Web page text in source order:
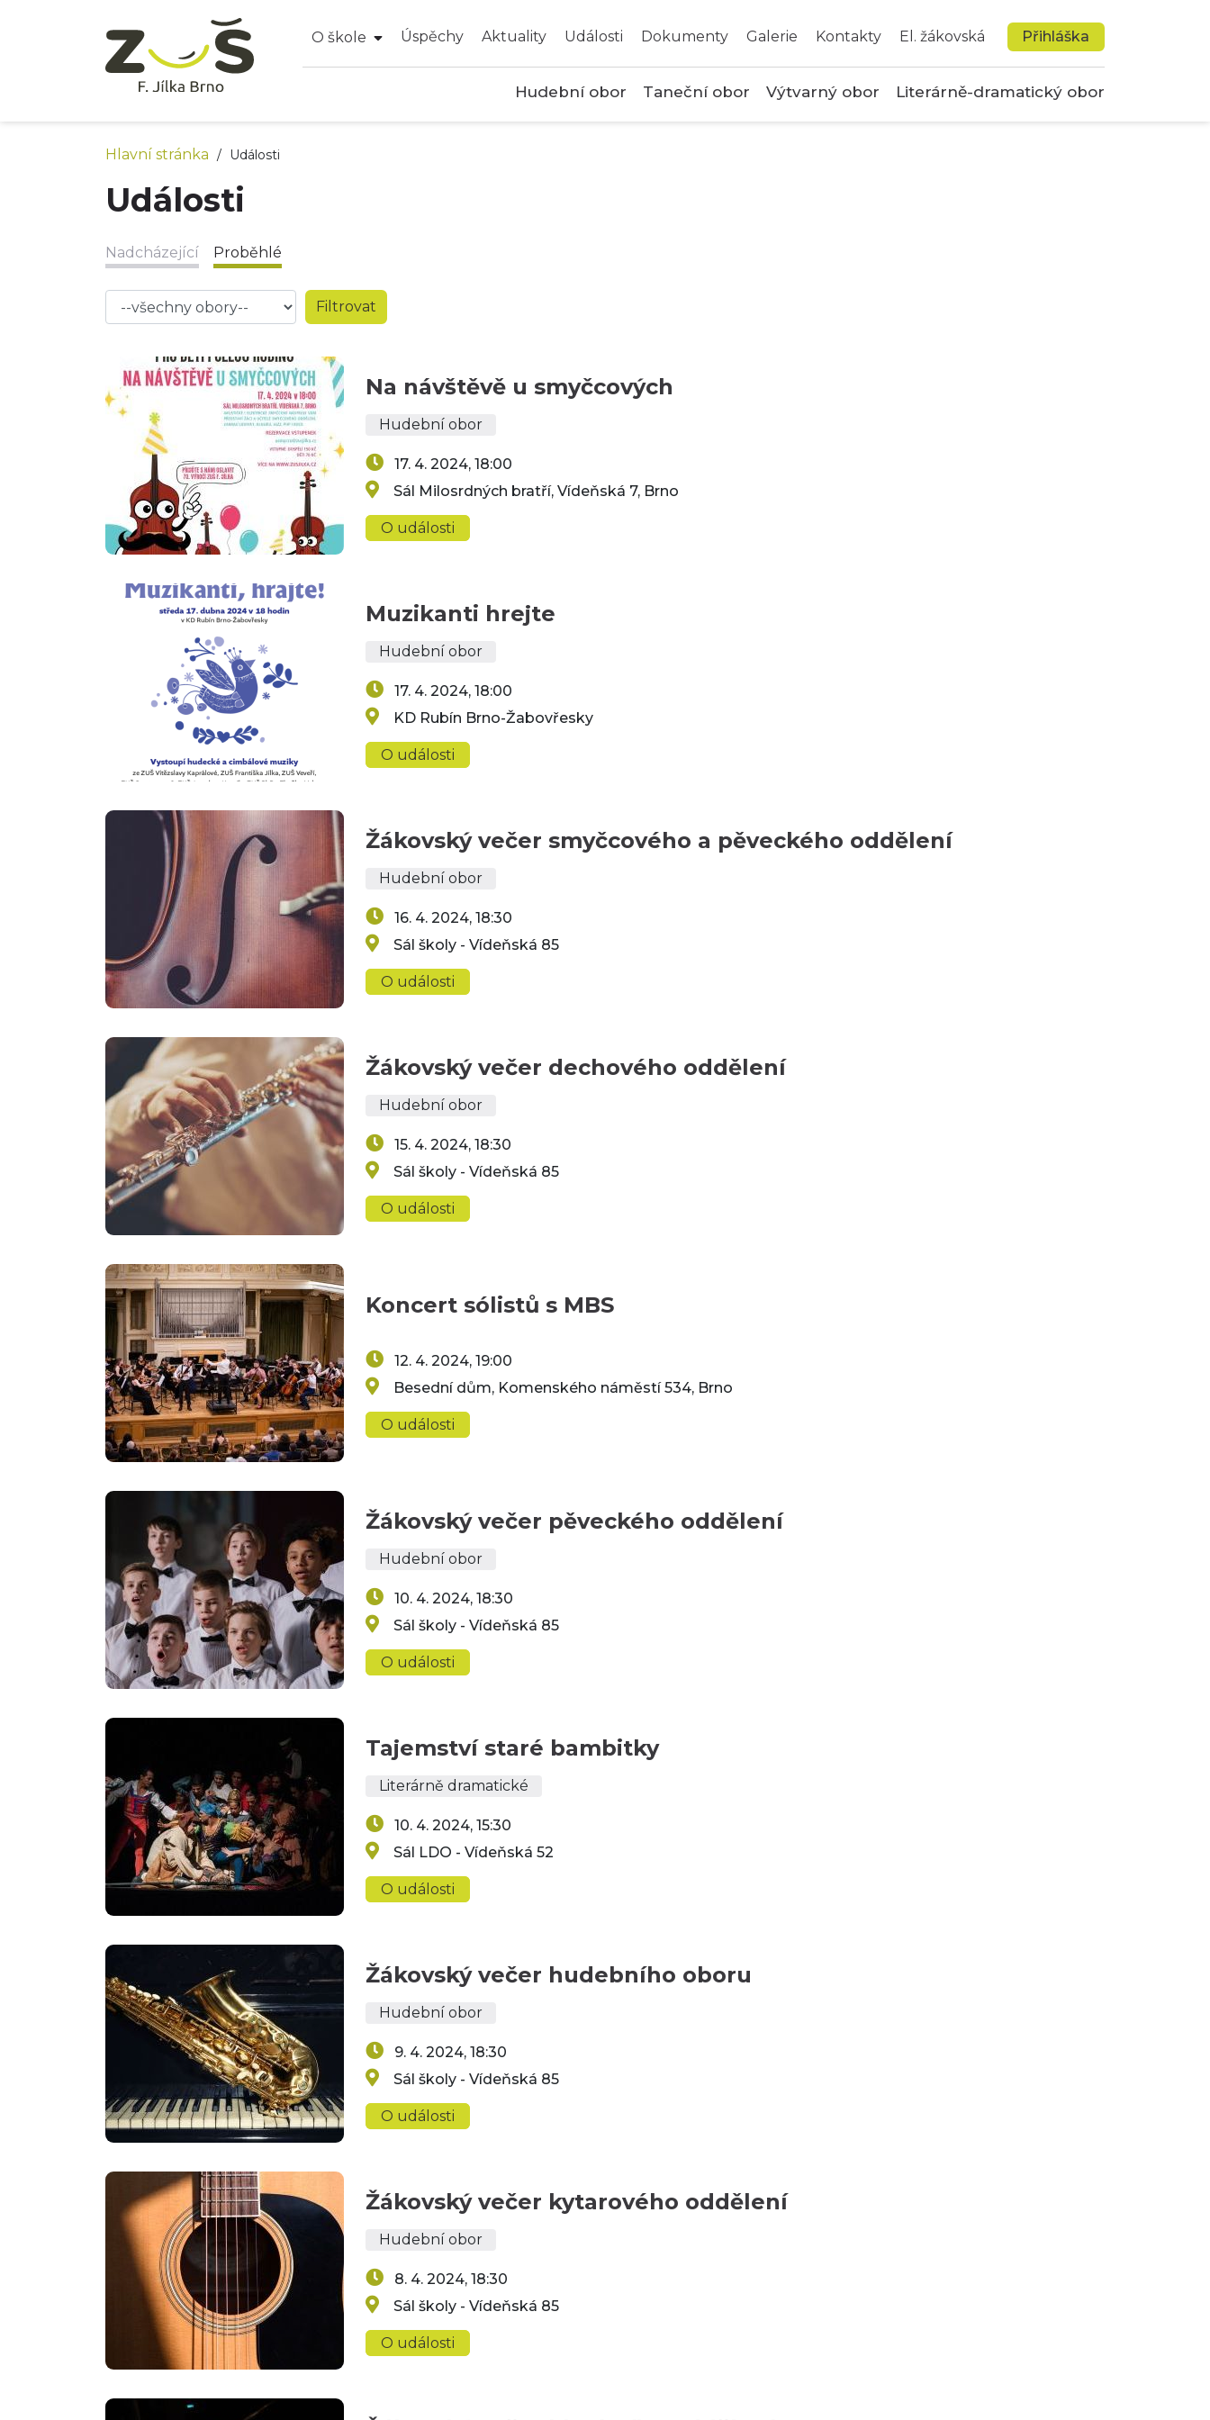
O škole Úspěchy Aktuality Události Dokumenty Galerie Kontakty El. žákovská Přihláška
Hudební obor Taneční obor Výtvarný obor Literárně-dramatický obor
Hlavní stránka / Události
Události
Nadcházející Proběhlé
Na návštěvě u smyčcových
Hudební obor
17. 4. 2024, 18:00
Sál Milosrdných bratří, Vídeňská 7, Brno
O události
Muzikanti hrejte
Hudební obor
17. 4. 2024, 18:00
KD Rubín Brno-Žabovřesky
O události
Žákovský večer smyčcového a pěveckého oddělení
Hudební obor
16. 4. 2024, 18:30
Sál školy - Vídeňská 85
O události
Žákovský večer dechového oddělení
Hudební obor
15. 4. 2024, 18:30
Sál školy - Vídeňská 85
O události
Koncert sólistů s MBS
12. 4. 2024, 19:00
Besední dům, Komenského náměstí 534, Brno
O události
Žákovský večer pěveckého oddělení
Hudební obor
10. 4. 2024, 18:30
Sál školy - Vídeňská 85
O události
Tajemství staré bambitky
Literárně dramatické
10. 4. 2024, 15:30
Sál LDO - Vídeňská 52
O události
Žákovský večer hudebního oboru
Hudební obor
9. 4. 2024, 18:30
Sál školy - Vídeňská 85
O události
Žákovský večer kytarového oddělení
Hudební obor
8. 4. 2024, 18:30
Sál školy - Vídeňská 85
O události